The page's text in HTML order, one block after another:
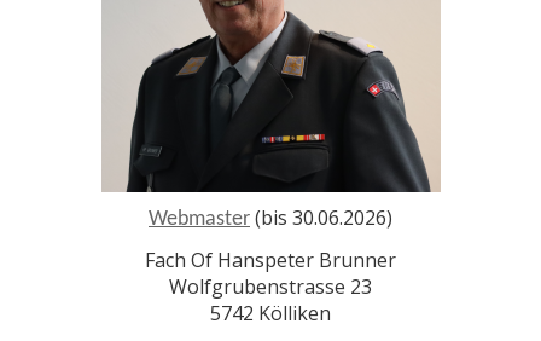
Webmaster (bis 30.06.2026)
Fach Of Hanspeter Brunner
Wolfgrubenstrasse 23
5742 Kölliken